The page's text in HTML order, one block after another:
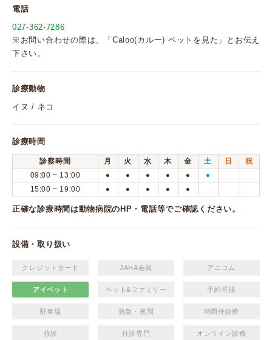
電話
027-362-7286
※お問い合わせの際は、「Caloo(カルー) ペットを見た」とお伝え
下さい。
診療動物
イヌ / ネコ
診療時間
診察時間 月 火 水 木 金 土 日
祝
09:00 ~ 13:00
● ● ● ● ● ●
15:00 ~ 19:00 ● ● ● ● ●
正確な診療時間は動物病院のHP・電話等でご確認ください。
設備・取り扱い
クレジットカード JAHA会員 アニコム
アイペット ペット&ファミリー 予約可能
駐車場 救急・夜間 時間外診療
往診 往診専門 オンライン診療